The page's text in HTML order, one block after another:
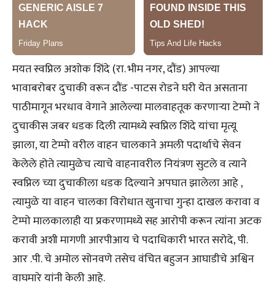
मयत स्वप्निल अशोक शिंदे (रा. भीम नगर, दौंड) आपल्या
भावाबरोबर दुचाकी वरून दौंड -पाटस रोडने घरी येत असताना
पाठीमागून भरधाव वेगाने आलेल्या मालवाहतूक करणाऱ्या टेम्पो ने
दुचाकीस जबर धडक दिली त्यामध्ये स्वप्निल शिंदे यांचा मृत्यू
झाला, या टेम्पो वरील वाहन चालकाने अमली पदार्थाचे सेवन
केलेले होते त्यामुळेच त्याचे वाहनावरील नियंत्रण सुटले व त्याने
स्वप्निल च्या दुचाकीला धडक दिल्याने अपघात झालेला आहे ,
त्यामुळे या वाहन चालका विरोधात खुनाचा गुन्हा दाखल करावा व
टेम्पो मालकालाही या प्रकरणामध्ये सह आरोपी करून त्यांना अटक
करावी अशी मागणी आरपीआय चे पदाधिकारी भारत सरोदे, पी.
आर .पी. चे अमोल सोनवणे तसेच वंचित बहुजन आघाडीचे अश्विन
वाघमारे यांनी केली आहे.